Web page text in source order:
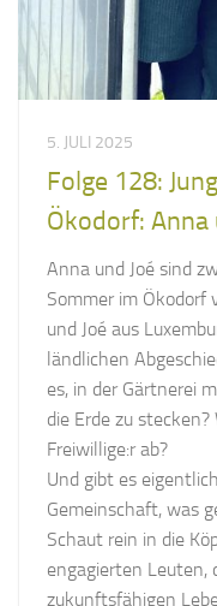
5. JULI 2025
Folge 128:
Ökodorf: Anna
Anna und Joé sind
Sommer im Ökodorf
und Joé aus
ländlichen
es, in der Gärtnerei
die Erde zu
Freiwillige:r ab?
Und gibt es
Gemeinschaft, was
Schaut rein in die
engagierten Leuten,
zukunftsfähigen